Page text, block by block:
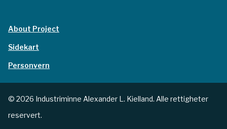
About Project
Sidekart
Personvern
© 2026 Industriminne Alexander L. Kielland. Alle rettigheter
reservert.